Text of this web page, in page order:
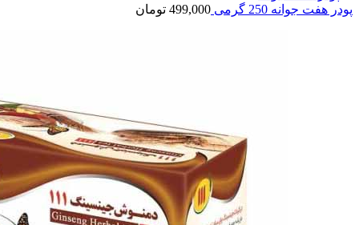
پودر هفت جوانه 250 گرمی 499,000 تومان